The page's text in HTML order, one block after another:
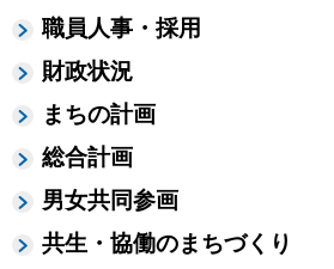
職員人事・採用
財政状況
まちの計画
総合計画
男女共同参画
共生・協働のまちづくり